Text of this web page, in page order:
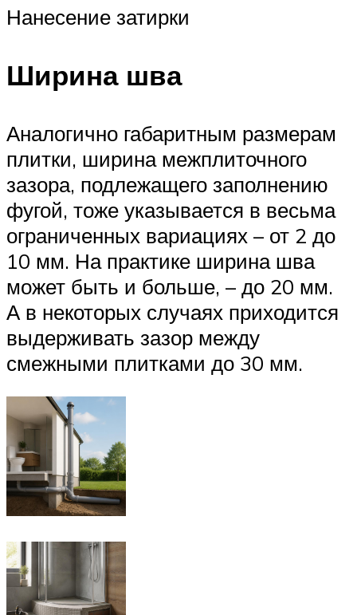
Нанесение затирки
Ширина шва
Аналогично габаритным размерам
плитки, ширина межплиточного
зазора, подлежащего заполнению
фугой, тоже указывается в весьма
ограниченных вариациях – от 2 до
10 мм. На практике ширина шва
может быть и больше, – до 20 мм.
А в некоторых случаях приходится
выдерживать зазор между
смежными плитками до 30 мм.